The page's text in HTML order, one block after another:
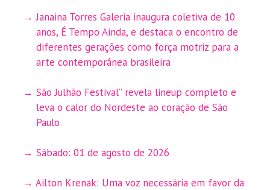
Janaina Torres Galeria inaugura coletiva de 10
anos, É Tempo Ainda, e destaca o encontro de
diferentes gerações como força motriz para a
arte contemporânea brasileira
São Julhão Festival” revela lineup completo e
leva o calor do Nordeste ao coração de São
Paulo
Sábado: 01 de agosto de 2026
Ailton Krenak: Uma voz necessária em favor da